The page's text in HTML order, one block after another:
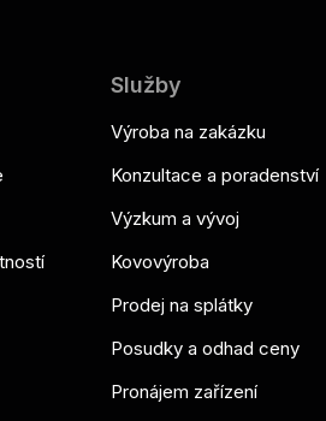
Služby
Výroba na zakázku
Konzultace a poradenství
Výzkum a vývoj
Kovovýroba
Prodej na splátky
Posudky a odhad ceny
Pronájem zařízení